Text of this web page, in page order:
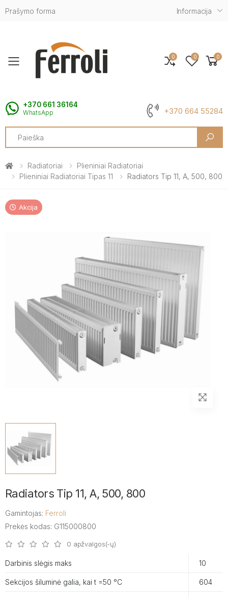
Prašymo forma Informacija
Toggle mobile menu
+370 661 36164
WhatsApp +370 664 55284
Search
0 0 0
Radiatoriai
Plieniniai Radiatoriai
Plieniniai Radiatoriai Tipas 11
Radiators Tip 11, A, 500, 800
Akcija
Radiators Tip 11, A, 500, 800
Gamintojas: Ferroli
Prekės kodas: G115000800
0 apžvalgos(-ų)
Darbinis slėgis maks 10
Sekcijos šiluminė galia, kai t =50 °C 604